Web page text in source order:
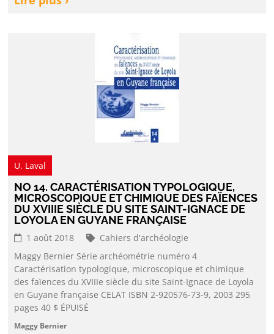
U. Laval
NO 14. CARACTÉRISATION TYPOLOGIQUE,
MICROSCOPIQUE ET CHIMIQUE DES FAÏENCES
DU XVIIIE SIÈCLE DU SITE SAINT-IGNACE DE
LOYOLA EN GUYANE FRANÇAISE
1 août 2018
Cahiers d'archéologie
Maggy Bernier Série archéométrie numéro 4
Caractérisation typologique, microscopique et chimique
des faïences du XVIIIe siècle du site Saint-Ignace de Loyola
en Guyane française CELAT ISBN 2-920576-73-9, 2003 295
pages 40 $ ÉPUISÉ
Maggy Bernier